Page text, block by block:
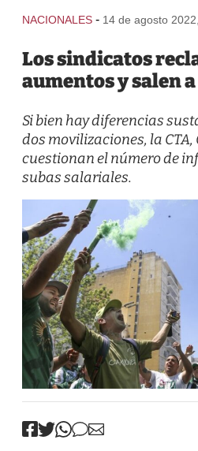
NACIONALES - 14 de agosto
Los sindicatos
aumentos y salen
Si bien hay diferencias
dos movilizaciones, la CTA,
cuestionan el número de
subas salariales.